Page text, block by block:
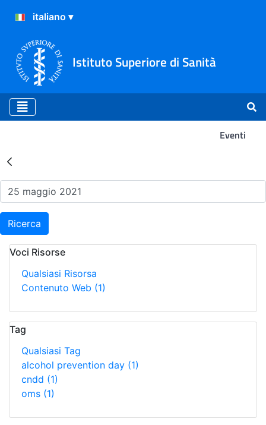
Istituto Superiore di Sanità
Eventi
Risultati della Ricerca -
Ricerca
Voci Risorse
Qualsiasi Risorsa
Contenuto Web (1)
Tag
Qualsiasi Tag
alcohol prevention day (1)
cndd (1)
oms (1)